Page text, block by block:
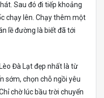
Sau đó đi tiếp khoảng
chạy lên. Chạy thêm một
lề đường là biết đã tới
Đà Lạt đẹp nhất là từ
sớm, chọn chỗ ngồi yêu
chờ lúc bầu trời chuyển